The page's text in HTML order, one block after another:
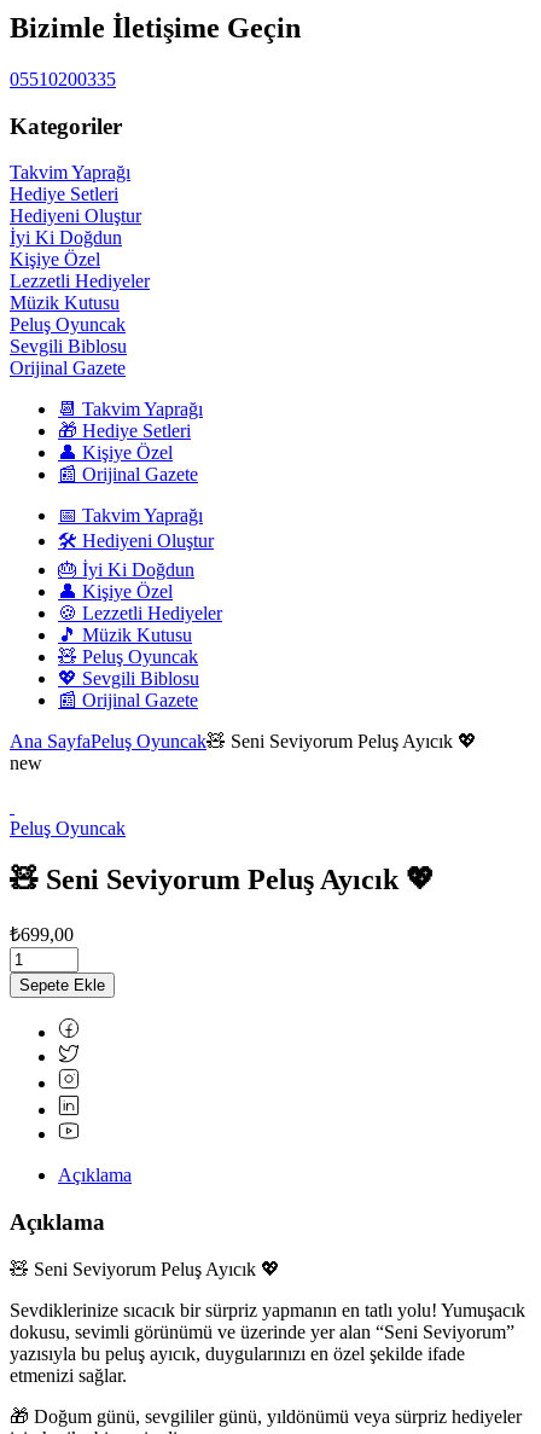
Bizimle İletişime Geçin
05510200335
Kategoriler
Takvim Yaprağı
Hediye Setleri
Hediyeni Oluştur
İyi Ki Doğdun
Kişiye Özel
Lezzetli Hediyeler
Müzik Kutusu
Peluş Oyuncak
Sevgili Biblosu
Orijinal Gazete
📆 Takvim Yaprağı
🎁 Hediye Setleri
👤 Kişiye Özel
📰 Orijinal Gazete
📅 Takvim Yaprağı
🛠️ Hediyeni Oluştur
🎂 İyi Ki Doğdun
👤 Kişiye Özel
🍪 Lezzetli Hediyeler
🎵 Müzik Kutusu
🧸 Peluş Oyuncak
💖 Sevgili Biblosu
📰 Orijinal Gazete
Ana SayfaPeluş Oyuncak🧸 Seni Seviyorum Peluş Ayıcık 💖
new
Peluş Oyuncak
🧸 Seni Seviyorum Peluş Ayıcık 💖
₺699,00
Sepete Ekle
Açıklama
Açıklama
🧸 Seni Seviyorum Peluş Ayıcık 💖
Sevdiklerinize sıcacık bir sürpriz yapmanın en tatlı yolu! Yumuşacık
dokusu, sevimli görünümü ve üzerinde yer alan “Seni Seviyorum”
yazısıyla bu peluş ayıcık, duygularınızı en özel şekilde ifade
etmenizi sağlar.
🎁 Doğum günü, sevgililer günü, yıldönümü veya sürpriz hediyeler